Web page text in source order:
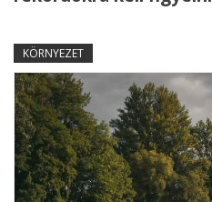
KÖRNYEZET